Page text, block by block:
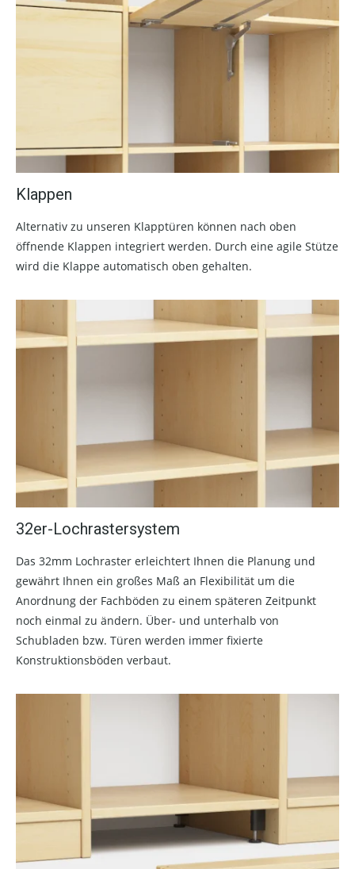
Klappen
Alternativ zu unseren Klapptüren können nach oben
öffnende Klappen integriert werden. Durch eine agile Stütze
wird die Klappe automatisch oben gehalten.
32er-Lochrastersystem
Das 32mm Lochraster erleichtert Ihnen die Planung und
gewährt Ihnen ein großes Maß an Flexibilität um die
Anordnung der Fachböden zu einem späteren Zeitpunkt
noch einmal zu ändern. Über- und unterhalb von
Schubladen bzw. Türen werden immer fixierte
Konstruktionsböden verbaut.